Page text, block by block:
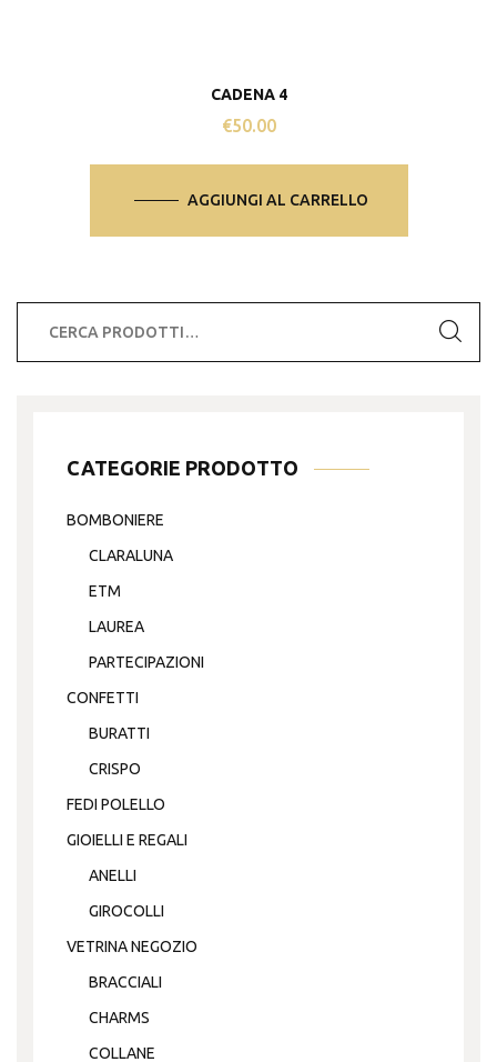
CADENA 4
€50.00
AGGIUNGI AL CARRELLO
CATEGORIE PRODOTTO
BOMBONIERE
CLARALUNA
ETM
LAUREA
PARTECIPAZIONI
CONFETTI
BURATTI
CRISPO
FEDI POLELLO
GIOIELLI E REGALI
ANELLI
GIROCOLLI
VETRINA NEGOZIO
BRACCIALI
CHARMS
COLLANE